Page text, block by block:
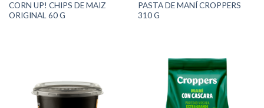
CORN UP! CHIPS DE MAIZ
ORIGINAL 60 G
PASTA DE MANÍ CROPPERS
310 G